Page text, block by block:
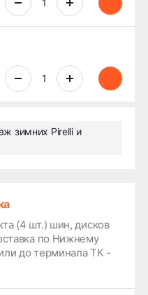
зимних Pirelli и
(4 шт.) шин, дисков
по Нижнему
до терминала ТК -